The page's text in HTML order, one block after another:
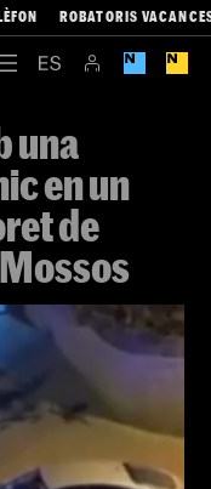
ROBATORIS
una
en un
de